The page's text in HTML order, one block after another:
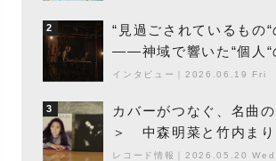
2
“見過ごされているもの“
――神域で響いた“個人“
丁の『赤城 夜神楽』を
インタビュー 2026.06.19 Fri
3
カバーがつなぐ、名曲
＞ 中森明菜と竹内まり
レコード情報 2026.05.20 Wed